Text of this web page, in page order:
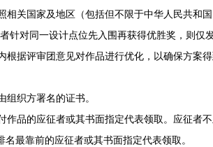
关国家及地区（包括但不限于中华人民共和国
针对同一设计点位先入围再获得优胜奖，则仅
根据评审团意见对作品进行优化，以确保方案
织方署名的证书。
作品的应征者或其书面指定代表领取。应征者
最靠前的应征者或其书面指定代表领取。